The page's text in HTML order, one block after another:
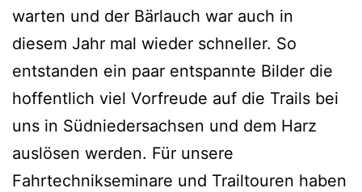
warten und der Bärlauch war auch in
diesem Jahr mal wieder schneller. So
entstanden ein paar entspannte Bilder die
hoffentlich viel Vorfreude auf die Trails bei
uns in Südniedersachsen und dem Harz
auslösen werden. Für unsere
Fahrtechnikseminare und Trailtouren haben